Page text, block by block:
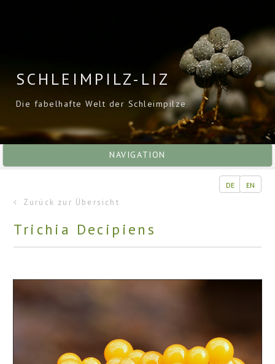
SCHLEIMPILZ-LIZ
Die fabelhafte Welt der Schleimpilze
NAVIGATION
DE EN
Zurück zur Übersicht
Trichia Decipiens